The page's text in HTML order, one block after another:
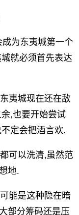
为东夷城第一个
就必须首先表达
夷城现在还在敌
,也要开始尝试
定会把酒言欢.
可以洗清,虽然范
地.
能是这种隐在暗
部分筹码还是压